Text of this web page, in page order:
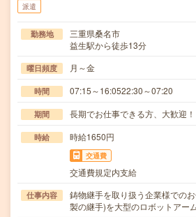
派遣
勤務地
三重県桑名市
益生駅から徒歩13分
曜日頻度 月～金
時間 07:15～16:0522:30～07:20
期間 長期でお仕事できる方、大歓迎！
時給 時給1650円
交通費
交通費規定内支給
仕事内容
鋳物継手を取り扱う企業様での
製の継手)を大型のロボットアー